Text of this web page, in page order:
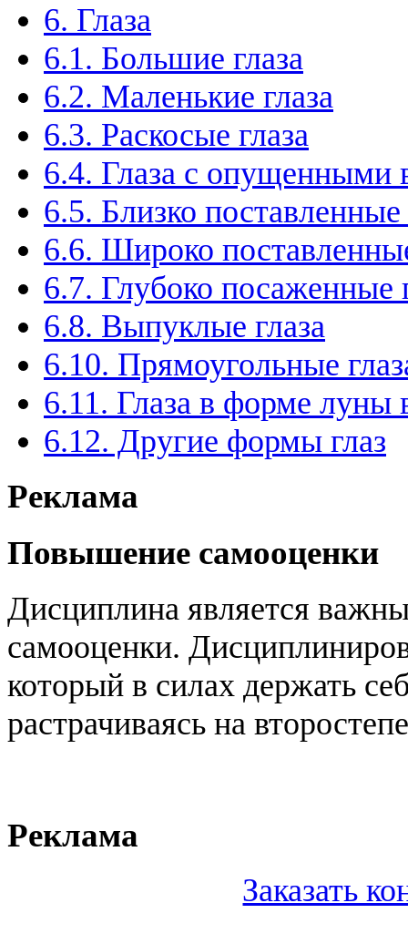
6. Глаза
6.1. Большие глаза
6.2. Маленькие глаза
6.3. Раскосые глаза
6.4. Глаза с опущенными
6.5. Близко поставленные
6.6. Широко
6.7. Глубоко посаженные
6.8. Выпуклые глаза
6.10. Прямоугольные
6.11. Глаза в форме луны
6.12. Другие формы глаз
Реклама
Повышение самооценки
Дисциплина является
самооценки.
который в силах держать
растрачиваясь на
Реклама
Заказать